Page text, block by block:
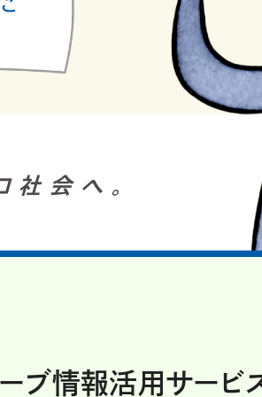
ブ情報活用サービ